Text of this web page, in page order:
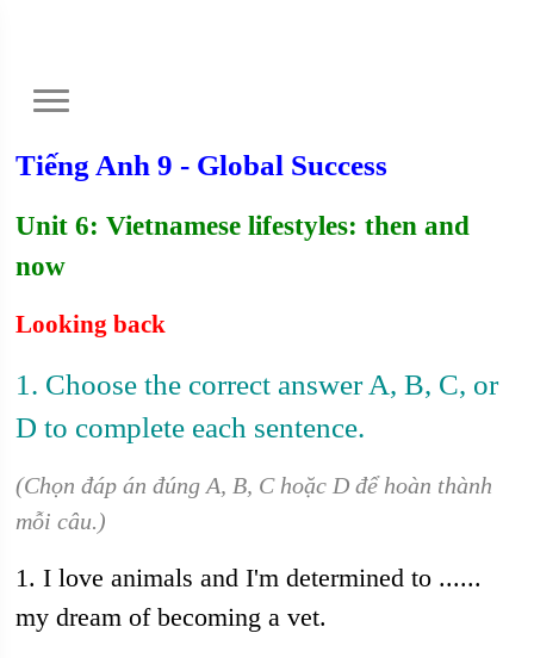
Tiếng Anh 9 - Global Success
Unit 6: Vietnamese lifestyles: then and
now
Looking back
1. Choose the correct answer A, B, C, or
D to complete each sentence.
(Chọn đáp án đúng A, B, C hoặc D để hoàn thành
mỗi câu.)
1. I love animals and I'm determined to ......
my dream of becoming a vet.